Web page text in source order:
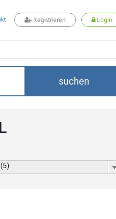
Registrieren Login
suchen